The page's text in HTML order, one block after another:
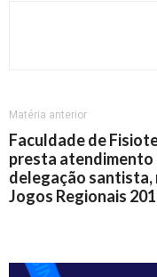
Matéria anterior
Faculdade de
presta atendimento
delegação santista,
Jogos Regionais